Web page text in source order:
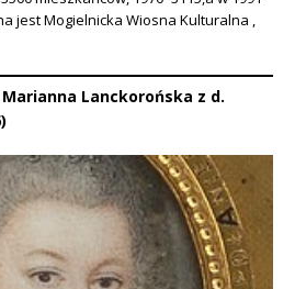
jest Mogielnicka Wiosna Kulturalna ,
Marianna Lanckorońska z d.